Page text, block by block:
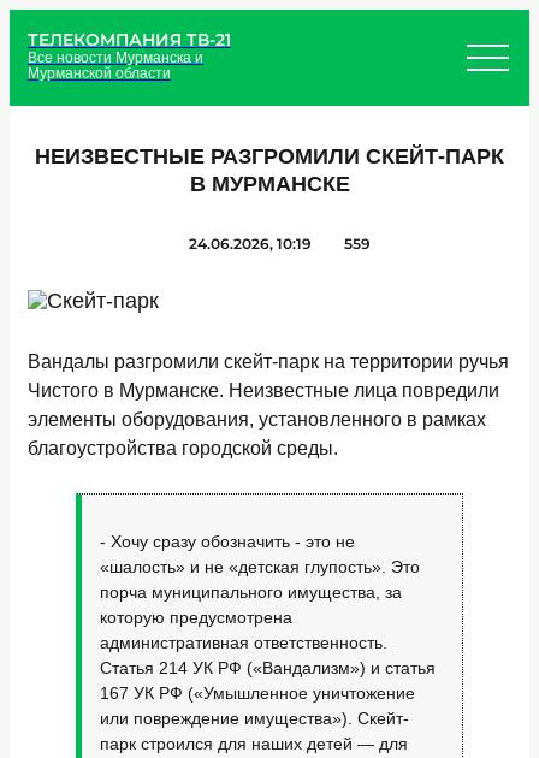
ТЕЛЕКОМПАНИЯ ТВ-21
Все новости Мурманска и
Мурманской области
НЕИЗВЕСТНЫЕ РАЗГРОМИЛИ СКЕЙТ-ПАРК
В МУРМАНСКЕ
24.06.2026, 10:19 559
Вандалы разгромили скейт-парк на территории ручья
Чистого в Мурманске. Неизвестные лица повредили
элементы оборудования, установленного в рамках
благоустройства городской среды.
- Хочу сразу обозначить - это не
«шалость» и не «детская глупость». Это
порча муниципального имущества, за
которую предусмотрена
административная ответственность.
Статья 214 УК РФ («Вандализм») и статья
167 УК РФ («Умышленное уничтожение
или повреждение имущества»). Скейт-
парк строился для наших детей — для